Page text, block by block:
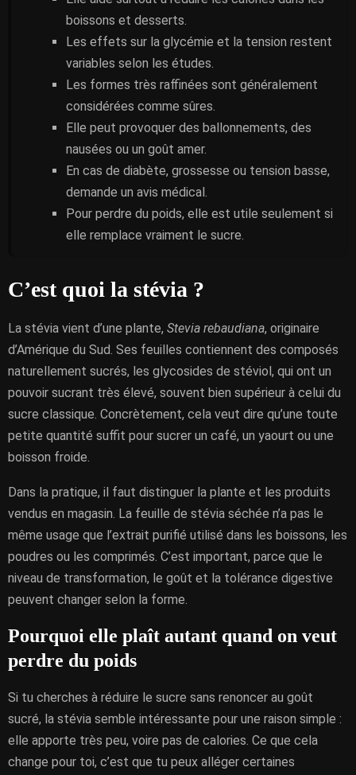
boissons et desserts.
Les effets sur la glycémie et la tension restent
variables selon les études.
Les formes très raffinées sont généralement
considérées comme sûres.
Elle peut provoquer des ballonnements, des
nausées ou un goût amer.
En cas de diabète, grossesse ou tension basse,
demande un avis médical.
Pour perdre du poids, elle est utile seulement si
elle remplace vraiment le sucre.
C’est quoi la stévia ?
La stévia vient d’une plante, Stevia rebaudiana, originaire
d’Amérique du Sud. Ses feuilles contiennent des composés
naturellement sucrés, les glycosides de stéviol, qui ont un
pouvoir sucrant très élevé, souvent bien supérieur à celui du
sucre classique. Concrètement, cela veut dire qu’une toute
petite quantité suffit pour sucrer un café, un yaourt ou une
boisson froide.
Dans la pratique, il faut distinguer la plante et les produits
vendus en magasin. La feuille de stévia séchée n’a pas le
même usage que l’extrait purifié utilisé dans les boissons, les
poudres ou les comprimés. C’est important, parce que le
niveau de transformation, le goût et la tolérance digestive
peuvent changer selon la forme.
Pourquoi elle plaît autant quand on veut
perdre du poids
Si tu cherches à réduire le sucre sans renoncer au goût
sucré, la stévia semble intéressante pour une raison simple :
elle apporte très peu, voire pas de calories. Ce que cela
change pour toi, c’est que tu peux alléger certaines